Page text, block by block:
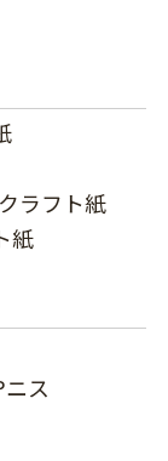
ラフト紙
紙
ス